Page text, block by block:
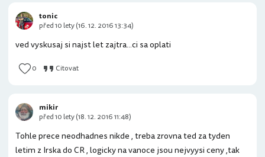
ved vyskusaj si najst let zajtra...ci sa oplati
0 Citovat
tonic
před 10 lety (16. 12. 2016 13:34)
Tohle prece neodhadnes nikde , treba zrovna ted za tyden
letim z Irska do CR , logicky na vanoce jsou nejvyysi ceny ,tak
mikir
před 10 lety (18. 12. 2016 11:48)